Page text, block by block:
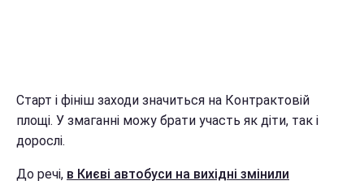
Старт і фініш заходи значиться на Контрактовій
площі. У змаганні можу брати участь як діти, так і
дорослі.
До речі, в Києві автобуси на вихідні змінили